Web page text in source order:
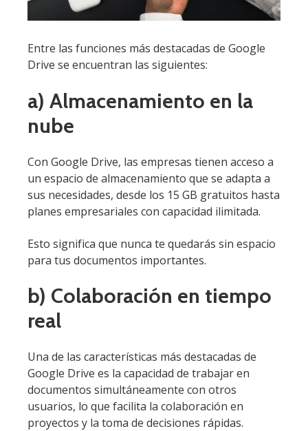
Entre las funciones más destacadas de Google
Drive se encuentran las siguientes:
a) Almacenamiento en la
nube
Con Google Drive, las empresas tienen acceso a
un espacio de almacenamiento que se adapta a
sus necesidades, desde los 15 GB gratuitos hasta
planes empresariales con capacidad ilimitada.
Esto significa que nunca te quedarás sin espacio
para tus documentos importantes.
b) Colaboración en tiempo
real
Una de las características más destacadas de
Google Drive es la capacidad de trabajar en
documentos simultáneamente con otros
usuarios, lo que facilita la colaboración en
proyectos y la toma de decisiones rápidas.